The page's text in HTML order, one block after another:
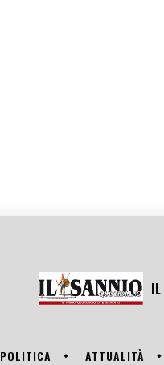
POLITICA ATTUALITÀ